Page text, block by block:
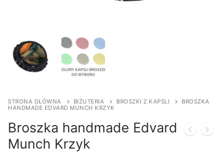
STRONA GŁÓWNA BIŻUTERIA BROSZKI Z KAPSLI
BROSZKA
HANDMADE EDVARD MUNCH KRZYK
Broszka handmade Edvard
Munch Krzyk